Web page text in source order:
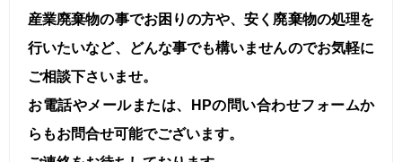
産業廃棄物の事でお困りの方や、安く廃棄物の処理を
行いたいなど、どんな事でも構いませんのでお気軽に
ご相談下さいませ。
お電話やメールまたは、HPの問い合わせフォームか
らもお問合せ可能でございます。